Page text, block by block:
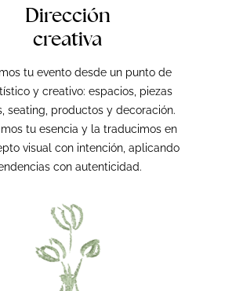
Dirección
creativa
tu evento desde un punto de
y creativo: espacios, piezas
seating, productos y decoración.
tu esencia y la traducimos en
visual con intención, aplicando
con autenticidad.